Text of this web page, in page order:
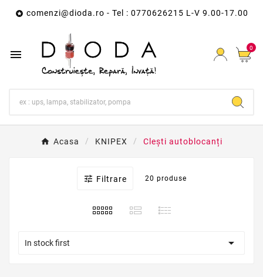
 comenzi@dioda.ro - Tel : 0770626215 L-V 9.00-17.00
 0
Acasa KNIPEX Clești autoblocanți
 Filtrare 20 produse
In stock first 